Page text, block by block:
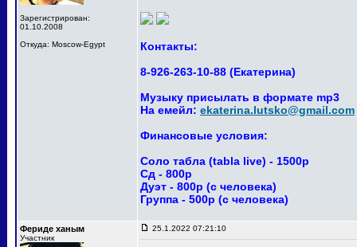
Зарегистрирован:
01.10.2008
Откуда: Moscow-Egypt
Контакты:
8-926-263-10-88 (Екатерина)
Музыку присылать в формате mp3
На емейл: ekaterina.lutsko@gmail.com
Финансовые условия:
Соло табла (tabla live) - 1500р
Сд - 800р
Дуэт - 800р (с человека)
Группа - 500р (с человека)
Фериде ханым
Участник
25.1.2022 07:21:10